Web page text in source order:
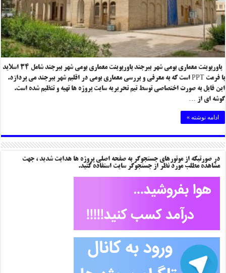
پاورپوینت معماری بومی شهر بیرجند پاورپوینت معماری بومی شهر بیرجند شامل ۳۴ اسلاید
با فرمت PPT است که به معرفی و بررسی معماری بومی در اقلیم شهر بیرجند می پردازد.
این فایل به صورت اختصاصی توسط تیم تحریریه سایت پروژه ها تهیه و تنظیم شده است.
گوشه ای از …
ادامه نوشته »
در صورتیکه از موتورهای جستجوگر به صفحه اصلی پروژه ها هدایت شدید ، جهت
مشاهده مطلب مورد نظر از جستجوگر سایت استفاده کنید.